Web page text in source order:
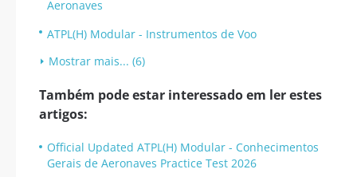
Aeronaves
ATPL(H) Modular - Instrumentos de Voo
Mostrar mais... (6)
Também pode estar interessado em ler estes
artigos:
Official Updated ATPL(H) Modular - Conhecimentos
Gerais de Aeronaves Practice Test 2026